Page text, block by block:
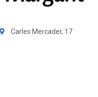
Carles Mercader, 17